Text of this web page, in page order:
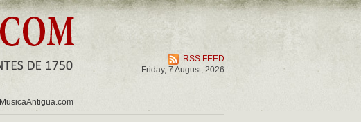
RSS FEED
Friday, 7 August, 2026
MusicaAntigua.com